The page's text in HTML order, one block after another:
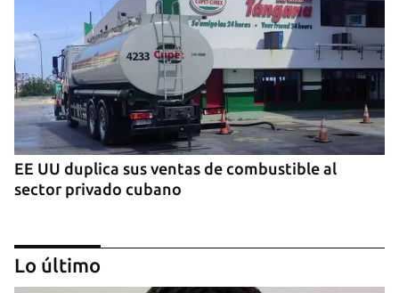
EE UU duplica sus ventas de combustible al
sector privado cubano
Lo último